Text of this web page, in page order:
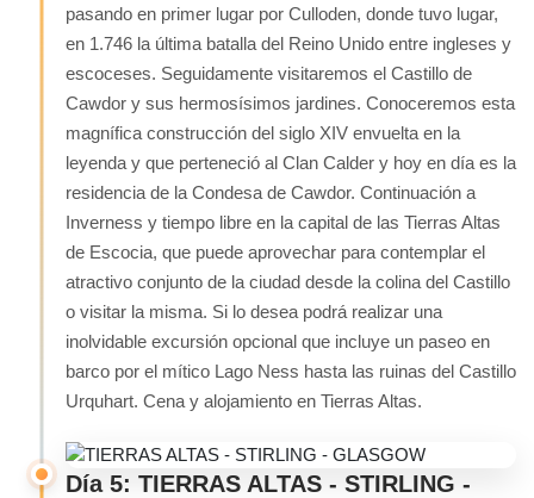
pasando en primer lugar por Culloden, donde tuvo lugar,
en 1.746 la última batalla del Reino Unido entre ingleses y
escoceses. Seguidamente visitaremos el Castillo de
Cawdor y sus hermosísimos jardines. Conoceremos esta
magnífica construcción del siglo XIV envuelta en la
leyenda y que perteneció al Clan Calder y hoy en día es la
residencia de la Condesa de Cawdor. Continuación a
Inverness y tiempo libre en la capital de las Tierras Altas
de Escocia, que puede aprovechar para contemplar el
atractivo conjunto de la ciudad desde la colina del Castillo
o visitar la misma. Si lo desea podrá realizar una
inolvidable excursión opcional que incluye un paseo en
barco por el mítico Lago Ness hasta las ruinas del Castillo
Urquhart. Cena y alojamiento en Tierras Altas.
Día 5: TIERRAS ALTAS - STIRLING -